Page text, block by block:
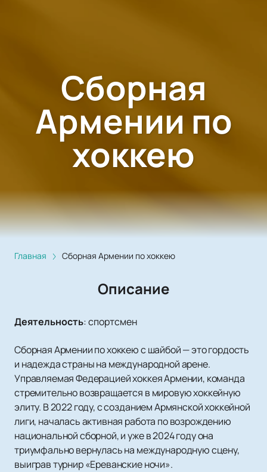
Сборная
Армении по
хоккею
Главная Сборная Армении по хоккею
Описание
Деятельность:спортсмен
Сборная Армении по хоккею с шайбой — это гордость
и надежда страны на международной арене.
Управляемая Федерацией хоккея Армении, команда
стремительно возвращается в мировую хоккейную
элиту. В 2022 году, с созданием Армянской хоккейной
лиги, началась активная работа по возрождению
национальной сборной, и уже в 2024 году она
триумфально вернулась на международную сцену,
выиграв турнир «Ереванские ночи».